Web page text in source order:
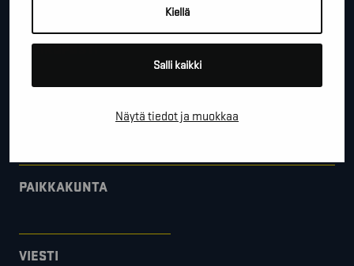
Kiellä
Salli kaikki
Näytä tiedot ja muokkaa
SÄHKÖPOSTI *
PAIKKAKUNTA
VIESTI